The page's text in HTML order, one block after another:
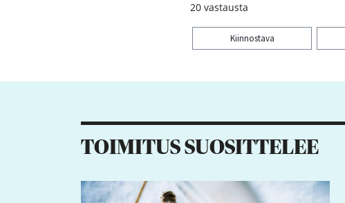
20 vastausta
Kiinnostava
TOIMITUS SUOSITTELEE